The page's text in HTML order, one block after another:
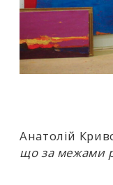
Анатолій
що за межами